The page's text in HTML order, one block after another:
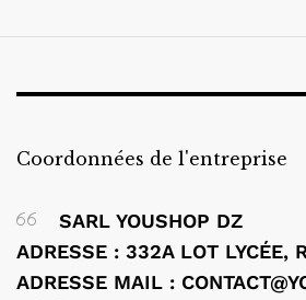
Coordonnées de l'entreprise
SARL YOUSHOP DZ
ADRESSE : 332A LOT LYCÉE,
ADRESSE MAIL :